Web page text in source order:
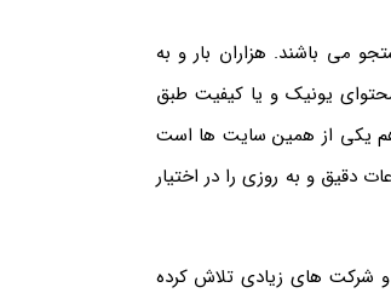
می باشند. هزاران بار و به
یونیک و یا کیفیت طبق
یکی از همین سایت ها است
دقیق و به روزی را در اختیار
شرکت های زیادی تلاش کرده